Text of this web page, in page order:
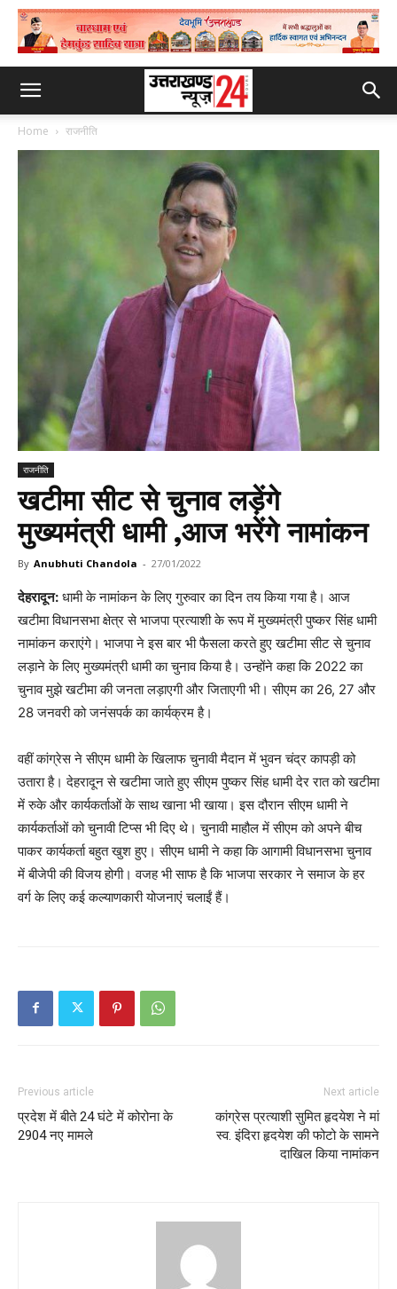
Home राजनीति
राजनीति
खटीमा सीट से चुनाव लड़ेंगे
मुख्यमंत्री धामी ,आज भरेंगे नामांकन
By Anubhuti Chandola - 27/01/2022
देहरादून: धामी के नामांकन के लिए गुरुवार का दिन तय किया गया है। आज
खटीमा विधानसभा क्षेत्र से भाजपा प्रत्याशी के रूप में मुख्यमंत्री पुष्कर सिंह धामी
नामांकन कराएंगे। भाजपा ने इस बार भी फैसला करते हुए खटीमा सीट से चुनाव
लड़ाने के लिए मुख्यमंत्री धामी का चुनाव किया है। उन्होंने कहा कि 2022 का
चुनाव मुझे खटीमा की जनता लड़ाएगी और जिताएगी भी। सीएम का 26, 27 और
28 जनवरी को जनंसपर्क का कार्यक्रम है।
वहीं कांग्रेस ने सीएम धामी के खिलाफ चुनावी मैदान में भुवन चंद्र कापड़ी को
उतारा है। देहरादून से खटीमा जाते हुए सीएम पुष्कर सिंह धामी देर रात को खटीमा
में रुके और कार्यकर्ताओं के साथ खाना भी खाया। इस दौरान सीएम धामी ने
कार्यकर्ताओं को चुनावी टिप्स भी दिए थे। चुनावी माहौल में सीएम को अपने बीच
पाकर कार्यकर्ता बहुत खुश हुए। सीएम धामी ने कहा कि आगामी विधानसभा चुनाव
में बीजेपी की विजय होगी। वजह भी साफ है कि भाजपा सरकार ने समाज के हर
वर्ग के लिए कई कल्याणकारी योजनाएं चलाईं हैं।
Previous article
प्रदेश में बीते 24 घंटे में कोरोना के
2904 नए मामले
Next article
कांग्रेस प्रत्याशी सुमित हृदयेश ने मां
स्व. इंदिरा हृदयेश की फोटो के सामने
दाखिल किया नामांकन